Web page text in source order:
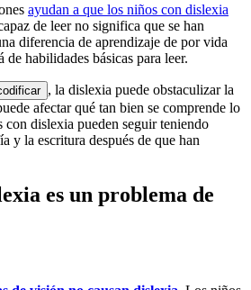
ayudan a que los niños con dislexia
de leer no significa que se han
diferencia de aprendizaje de por vida
de habilidades básicas para leer.
, la dislexia puede obstaculizar la
afectar qué tan bien se comprende lo
con dislexia pueden seguir teniendo
y la escritura después de que han
es un problema de